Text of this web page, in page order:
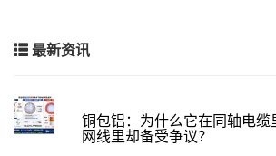
最新资讯
铜包铝：为什么它在同轴电
网线里却备受争议？